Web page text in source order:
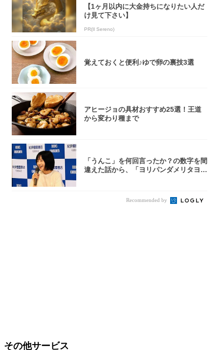
【1ヶ月以内に大金持ちになりたい人だ
け見て下さい】
PR(Il Sereno)
覚えておくと便利♪ゆで卵の裏技3選
アヒージョの具材おすすめ25選！王道
から変わり種まで
「うんこ」を何回言ったか？の数字を間
違えた話から、「ヨリパンダメリタヨコ
Recommended by
その他サービス